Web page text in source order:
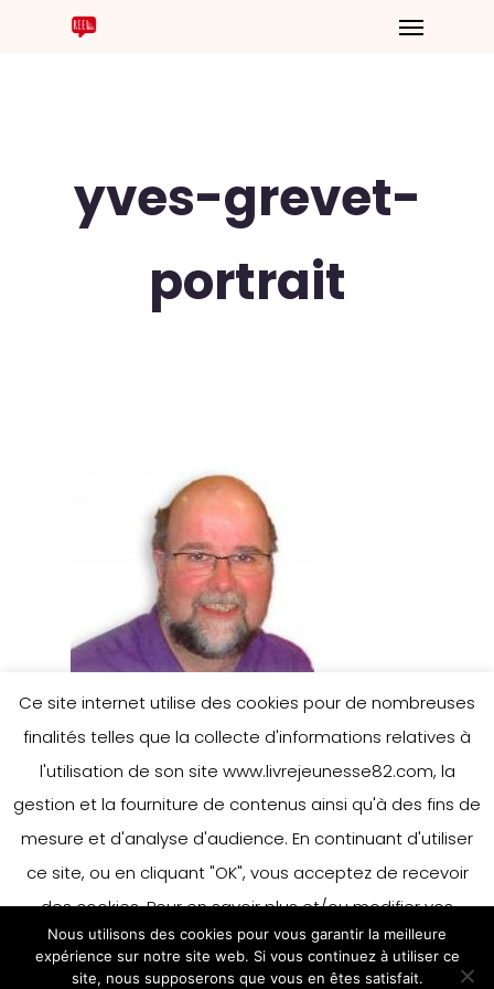
yves-grevet-
portrait
Leave a Reply
You must belogged into post a
Ce site internet utilise des cookies pour de nombreuses
finalités telles que la collecte d'informations relatives à
l'utilisation de son site www.livrejeunesse82.com, la
gestion et la fourniture de contenus ainsi qu'à des fins de
mesure et d'analyse d'audience. En continuant d'utiliser
ce site, ou en cliquant "OK", vous acceptez de recevoir
des cookies. Pour en savoir plus et/ou modifier vos
préférences en matière de cookies, merci de vous référer
à notre politique sur les cookies.
Accepter
Nous utilisons des cookies pour vous garantir la meilleure
expérience sur notre site web. Si vous continuez à utiliser ce
site, nous supposerons que vous en êtes satisfait.